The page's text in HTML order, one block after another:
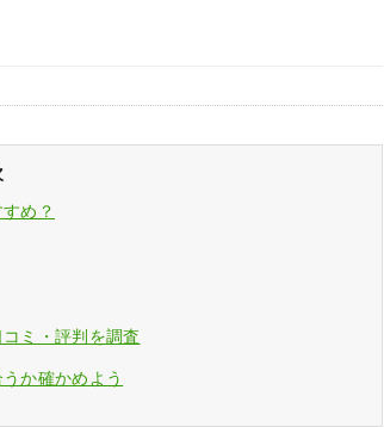
め？
ミ・評判を調査
か確かめよう